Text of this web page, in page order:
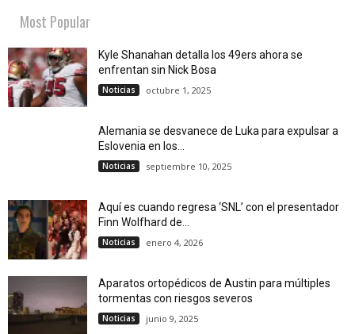
Most Popular
Kyle Shanahan detalla los 49ers ahora se
enfrentan sin Nick Bosa
Noticias octubre 1, 2025
Alemania se desvanece de Luka para expulsar a
Eslovenia en los...
Noticias septiembre 10, 2025
Aquí es cuando regresa ‘SNL’ con el presentador
Finn Wolfhard de...
Noticias enero 4, 2026
Aparatos ortopédicos de Austin para múltiples
tormentas con riesgos severos
Noticias junio 9, 2025